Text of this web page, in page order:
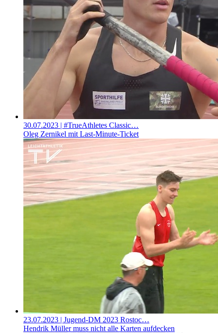
30.07.2023 | #TrueAthletes Classic…
Oleg Zernikel mit Last-Minute-Ticket
23.07.2023 | Jugend-DM 2023 Rostoc…
Hendrik Müller muss nicht alle Karten aufdecken